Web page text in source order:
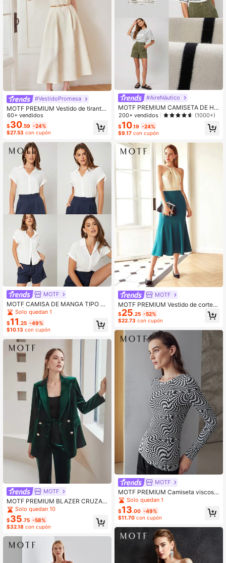
#VestidoPromesa
MOTF PREMIUM Vestido de tirante
s con textura sin cinturón
60+ vendidos
$30.59 -24%
$27.53 con cupón
MOTF
MOTF CAMISA DE MANGA TIPO M
URCIÉLAGO CON PUÑOS SÓLIDO
S
Solo quedan 1
$11 .25 -49%
$10.13 con cupón
MOTF
MOTF PREMIUM BLAZER CRUZAD
O DE TERCIOPELO
Solo quedan 10
$35.75 -58%
$32.18 con cupón
#AireNáutico
MOTF PREMIUM CAMISETA DE HO
MBROS CAÍDOS
200+ vendidos (1000+)
$10.19 -24%
$9.17 con cupón
MOTF
MOTF PREMIUM Vestido de corte si
rena dos tonos de cuello halter
$25.25 -52%
$22.73 con cupón
MOTF
MOTF PREMIUM Camiseta viscosa
delgado de cuadros
Solo quedan 1
$13.00 -49%
$11.70 con cupón